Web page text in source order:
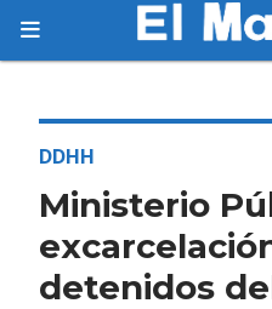
Ministerio
detenidos
DDHH
Suscríbete a nuestro
información diaria en tu